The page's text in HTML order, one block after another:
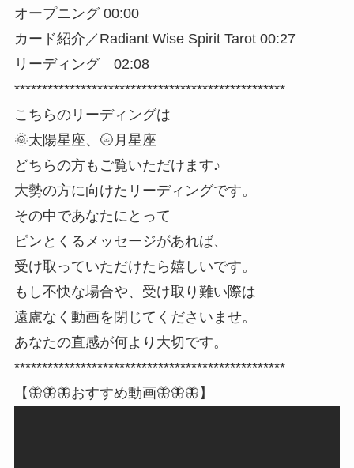
オープニング 00:00
カード紹介／Radiant Wise Spirit Tarot 00:27
リーディング 02:08
*************************************************
こちらのリーディングは
🌞太陽星座、🌝月星座
どちらの方もご覧いただけます♪
大勢の方に向けたリーディングです。
その中であなたにとって
ピンとくるメッセージがあれば、
受け取っていただけたら嬉しいです。
もし不快な場合や、受け取り難い際は
遠慮なく動画を閉じてくださいませ。
あなたの直感が何より大切です。
*************************************************
【🦋🦋🦋おすすめ動画🦋🦋🦋】